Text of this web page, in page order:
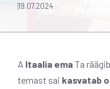
19.07.2024
A Itaalia emaTa
temast sai kasvatab